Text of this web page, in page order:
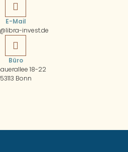
E-Mail
invest.de
Büro
18-22
53113 Bonn